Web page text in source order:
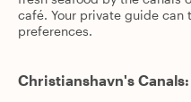
café. Your private guide can
preferences.
Christianshavn's